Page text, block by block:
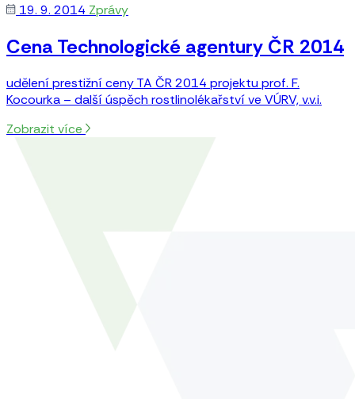
19. 9. 2014 Zprávy
Cena Technologické agentury ČR 2014
udělení prestižní ceny TA ČR 2014 projektu prof. F.
Kocourka – další úspěch rostlinolékařství ve VÚRV, v.v.i.
Zobrazit více